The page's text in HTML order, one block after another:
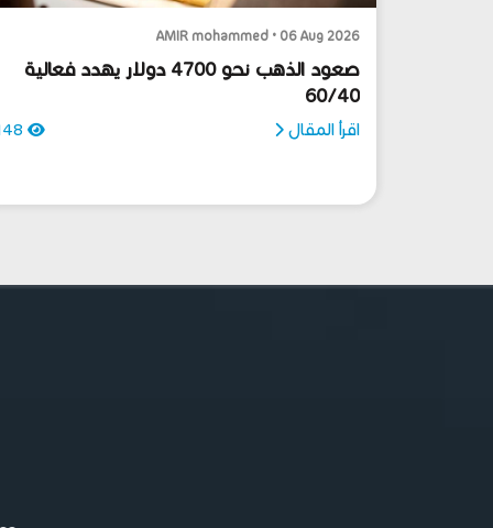
AMIR mohammed • 06 Aug 2026
صعود الذهب نحو 4700 دولار يهدد فعالية
60/40
اقرأ المقال